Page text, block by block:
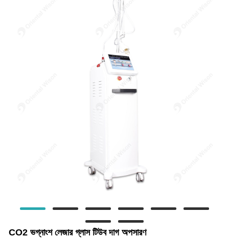
CO2 ভগ্নাংশ লেজার গ্লাস টিউব দাগ অপসারণ